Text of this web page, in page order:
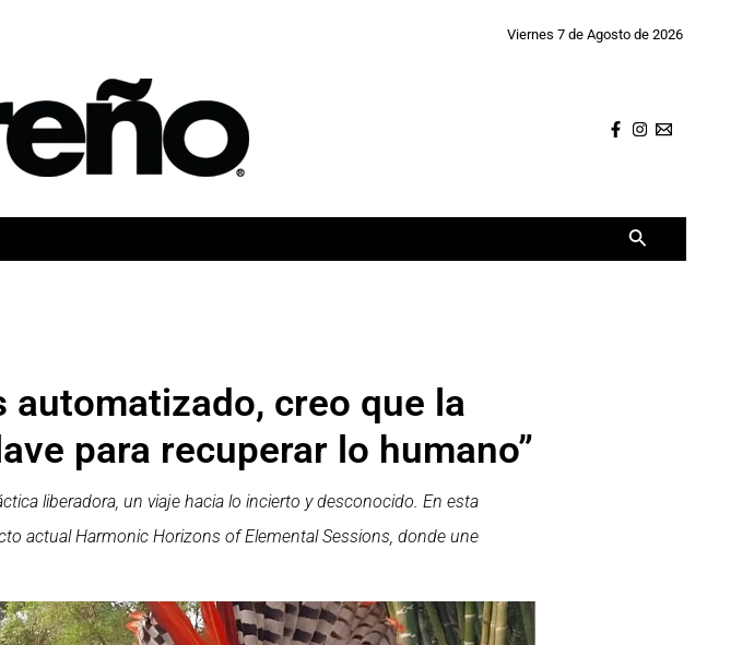
Viernes 7 de Agosto de 2026
Buscar
automatizado, creo que la
para recuperar lo humano”
liberadora, un viaje hacia lo incierto y desconocido. En esta
actual Harmonic Horizons of Elemental Sessions, donde une